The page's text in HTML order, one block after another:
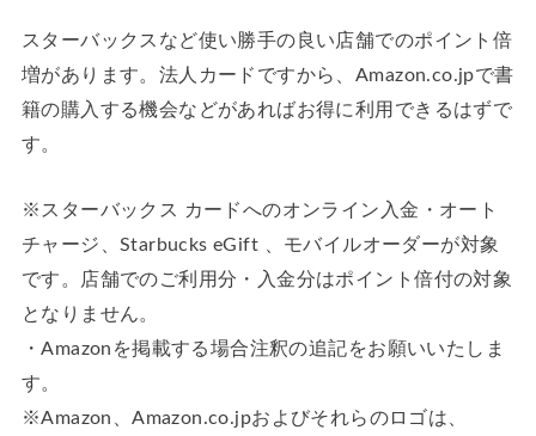
スターバックスなど使い勝手の良い店舗でのポイント倍
増があります。法人カードですから、Amazon.co.jpで書
籍の購入する機会などがあればお得に利用できるはずで
す。
※スターバックス カードへのオンライン入金・オート
チャージ、Starbucks eGift 、モバイルオーダーが対象
です。店舗でのご利用分・入金分はポイント倍付の対象
となりません。
・Amazonを掲載する場合注釈の追記をお願いいたしま
す。
※Amazon、Amazon.co.jpおよびそれらのロゴは、